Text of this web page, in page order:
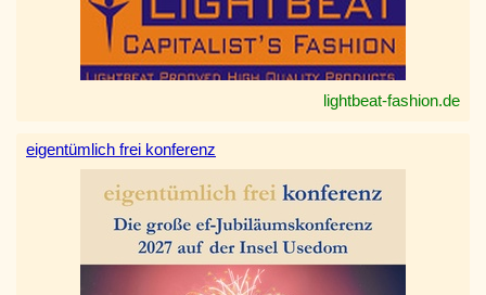
lightbeat-fashion.de
eigentümlich frei konferenz